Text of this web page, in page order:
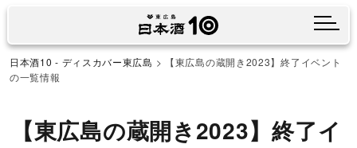
メニ
日本酒10 - ディスカバー東広島 >
【東広島の蔵開き2023】終了イベント
の一覧情報
【東広島の蔵開き2023】終了イ